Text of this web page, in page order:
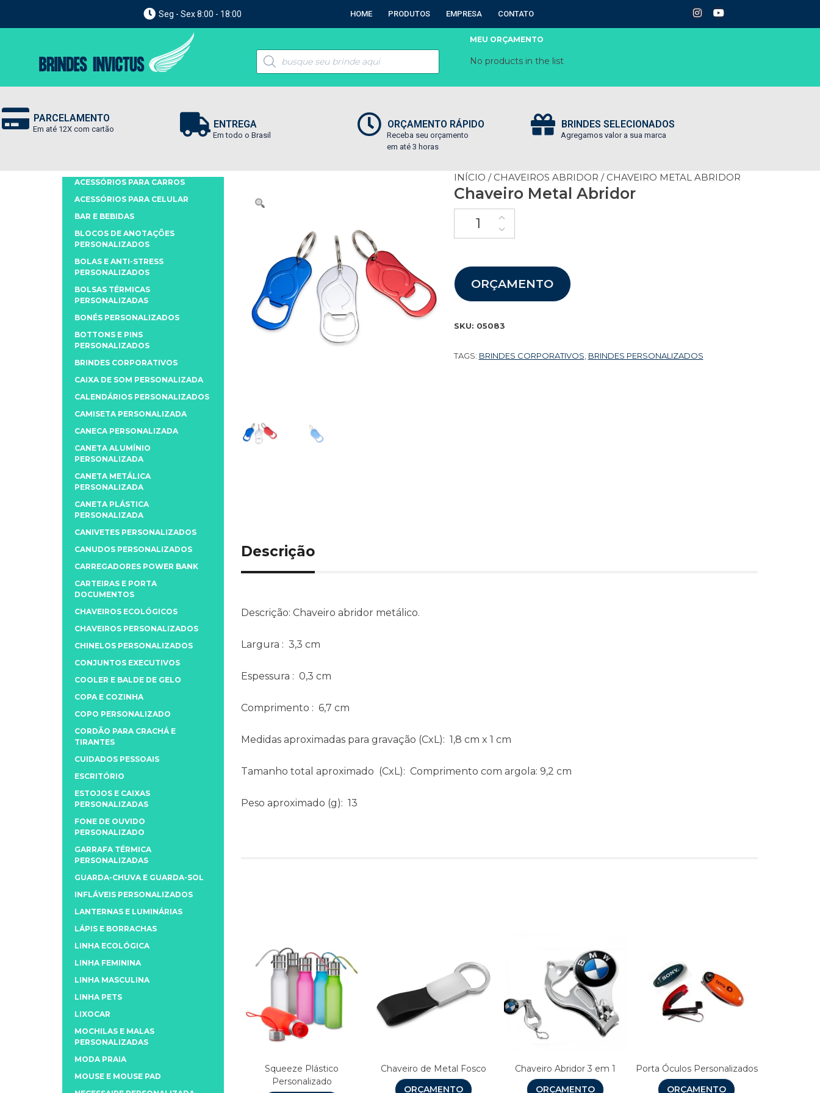
Seg - Sex 8:00 - 18:00 HOME PRODUTOS EMPRESA CONTATO
MEU ORÇAMENTO
No products in the list
PARCELAMENTO
Em até 12X com cartão ENTREGA
Em todo o Brasil
ORÇAMENTO RÁPIDO
Receba seu orçamento
em até 3 horas
BRINDES SELECIONADOS
Agregamos valor a sua marca
INÍCIO / CHAVEIROS ABRIDOR / CHAVEIRO METAL ABRIDOR
Chaveiro Metal Abridor
ORÇAMENTO
SKU: 05083
TAGS: BRINDES CORPORATIVOS BRINDES PERSONALIZADOS
Descrição
Descrição: Chaveiro abridor metálico.
Largura : 3,3 cm
Espessura : 0,3 cm
Comprimento : 6,7 cm
Medidas aproximadas para gravação (CxL): 1,8 cm x 1 cm
Tamanho total aproximado (CxL): Comprimento com argola: 9,2 cm
Peso aproximado (g): 13
Squeeze Plástico
Personalizado
Chaveiro de Metal Fosco
ORÇAMENTO
Chaveiro Abridor 3 em 1
ORÇAMENTO
Porta Óculos Personalizados
ORÇAMENTO
ACESSÓRIOS PARA CARROS
ACESSÓRIOS PARA CELULAR
BAR E BEBIDAS
BLOCOS DE ANOTAÇÕES
PERSONALIZADOS
BOLAS E ANTI-STRESS
PERSONALIZADOS
BOLSAS TÉRMICAS
PERSONALIZADAS
BONÉS PERSONALIZADOS
BOTTONS E PINS
PERSONALIZADOS
BRINDES CORPORATIVOS
CAIXA DE SOM PERSONALIZADA
CALENDÁRIOS PERSONALIZADOS
CAMISETA PERSONALIZADA
CANECA PERSONALIZADA
CANETA ALUMÍNIO
PERSONALIZADA
CANETA METÁLICA
PERSONALIZADA
CANETA PLÁSTICA
PERSONALIZADA
CANIVETES PERSONALIZADOS
CANUDOS PERSONALIZADOS
CARREGADORES POWER BANK
CARTEIRAS E PORTA
DOCUMENTOS
CHAVEIROS ECOLÓGICOS
CHAVEIROS PERSONALIZADOS
CHINELOS PERSONALIZADOS
CONJUNTOS EXECUTIVOS
COOLER E BALDE DE GELO
COPA E COZINHA
COPO PERSONALIZADO
CORDÃO PARA CRACHÁ E
TIRANTES
CUIDADOS PESSOAIS
ESCRITÓRIO
ESTOJOS E CAIXAS
PERSONALIZADAS
FONE DE OUVIDO
PERSONALIZADO
GARRAFA TÉRMICA
PERSONALIZADAS
GUARDA-CHUVA E GUARDA-SOL
INFLÁVEIS PERSONALIZADOS
LANTERNAS E LUMINÁRIAS
LÁPIS E BORRACHAS
LINHA ECOLÓGICA
LINHA FEMININA
LINHA MASCULINA
LINHA PETS
LIXOCAR
MOCHILAS E MALAS
PERSONALIZADAS
MODA PRAIA
MOUSE E MOUSE PAD